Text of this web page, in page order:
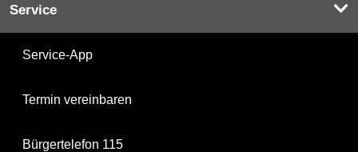
Service
Service-App
Termin vereinbaren
Bürgertelefon 115